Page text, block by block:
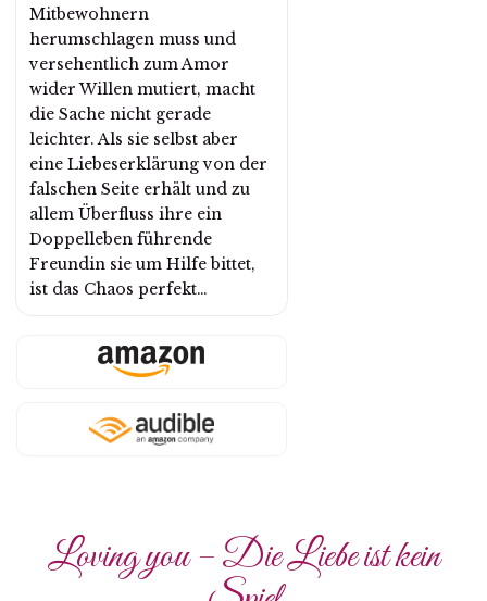
Mitbewohnern
herumschlagen muss und
versehentlich zum Amor
wider Willen mutiert, macht
die Sache nicht gerade
leichter. Als sie selbst aber
eine Liebeserklärung von der
falschen Seite erhält und zu
allem Überfluss ihre ein
Doppelleben führende
Freundin sie um Hilfe bittet,
ist das Chaos perfekt…
Loving you – Die Liebe ist kein